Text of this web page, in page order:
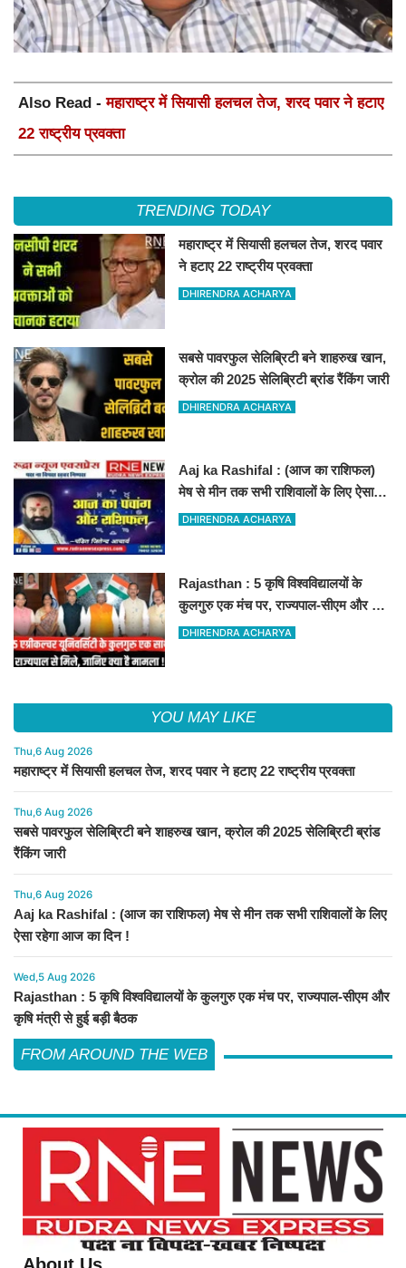
Also Read -महाराष्ट्र में सियासी हलचल तेज, शरद पवार ने हटाए
22 राष्ट्रीय प्रवक्ता
TRENDING TODAY
महाराष्ट्र में सियासी हलचल तेज, शरद पवार
ने हटाए 22 राष्ट्रीय प्रवक्ता
DHIRENDRA ACHARYA
सबसे पावरफुल सेलिब्रिटी बने शाहरुख खान,
क्रोल की 2025 सेलिब्रिटी ब्रांड रैंकिंग जारी
DHIRENDRA ACHARYA
Aaj ka Rashifal : (आज का राशिफल)
मेष से मीन तक सभी राशिवालों के लिए ऐसा
रहेगा आज का दिन !
DHIRENDRA ACHARYA
Rajasthan : 5 कृषि विश्वविद्यालयों के
कुलगुरु एक मंच पर, राज्यपाल-सीएम और कृषि
मंत्री से हुई बड़ी बैठक
DHIRENDRA ACHARYA
YOU MAY LIKE
Thu,6 Aug 2026
महाराष्ट्र में सियासी हलचल तेज, शरद पवार ने हटाए 22 राष्ट्रीय प्रवक्ता
Thu,6 Aug 2026
सबसे पावरफुल सेलिब्रिटी बने शाहरुख खान, क्रोल की 2025 सेलिब्रिटी ब्रांड
रैंकिंग जारी
Thu,6 Aug 2026
Aaj ka Rashifal : (आज का राशिफल) मेष से मीन तक सभी राशिवालों के लिए
ऐसा रहेगा आज का दिन !
Wed,5 Aug 2026
Rajasthan : 5 कृषि विश्वविद्यालयों के कुलगुरु एक मंच पर, राज्यपाल-सीएम और
कृषि मंत्री से हुई बड़ी बैठक
FROM AROUND THE WEB